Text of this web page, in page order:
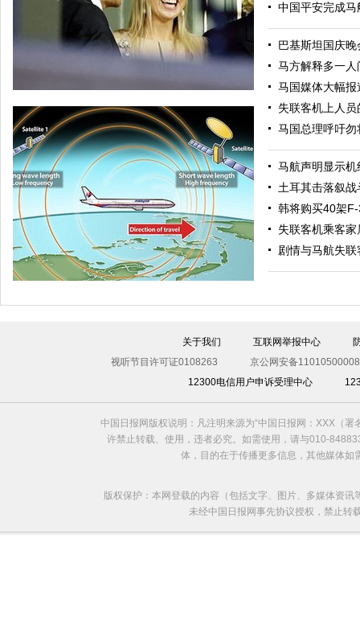
荷兰国王夫妇接见外国领导人 王后魅力四射夺眼球
密友透露MH370机长飞行前已被失败婚姻搞垮
中国平安完成
巴基斯坦国庆
马方解释多一
马国媒体大幅
失联客机上人
马国总理呼吁勿
马航声明显示
土耳其击落叙
韩将购买40架
失联客机乘客
剧情与马航失
关于我们 互联网举报中心
视听节目许可证0108263
京公网安备
12300电信用户申诉受理中心
中国日报网版权说明：凡注明来源为“中国日报网：XXX（
许禁止转载、使用，违者必究。如需使用，请与010-
体，目的在于传播更多信息，其他媒体
版权保护：本网登载的内容（包括文字、图片、多媒体资
未经中国日报网事先协议授权，禁止转